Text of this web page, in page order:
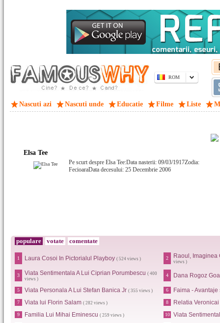
ROM
Nascuti azi Nascuti unde Educatie Filme Liste
Elsa Tee
Pe scurt despre Elsa Tee:Data nasterii: 09/03/1917Zodia:
FecioaraData decesului: 25 Decembrie 2006
populare votate comentate
1 Laura Cosoi In Pictorialul Playboy ( 524 views ) 2 Raoul,
views )
3 Viata Sentimentala A Lui Ciprian Porumbescu ( 400
views )
4 Dana Rogoz
5 Viata Personala A Lui Stefan Banica Jr ( 355 views ) 6 Faima -
7 Viata lui Florin Salam ( 282 views ) 8 Relatia
9 Familia Lui Mihai Eminescu ( 259 views ) 10 Viata